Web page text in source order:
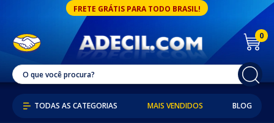
FRETE GRÁTIS PARA TODO BRASIL!
0
MAIS VENDIDOS BLOG